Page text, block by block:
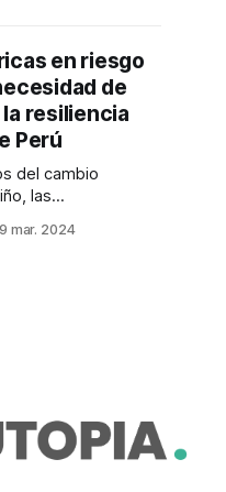
en riesgo
de
resiliencia
Perú
del cambio
las
Perú. La escasez
mar. 2024